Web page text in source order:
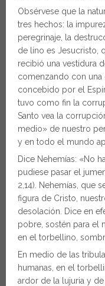
Obsérvese que la
tres hechos: la
peregrinaje, la
de lino es Jesucristo,
recibió una vestidura
comenzando con
concebido por el
tuvo como fin la
Santo vea la
medio» de nuestro
y en todo el mundo
Dice Nehemías: «No
pudiese pasar el
2,14). Nehemías, que
figura de Cristo,
desolación. Dice en
pobre, sostén para el
en el torbellino,
En medio de las
humanas, en el
ardor de la lujuria y